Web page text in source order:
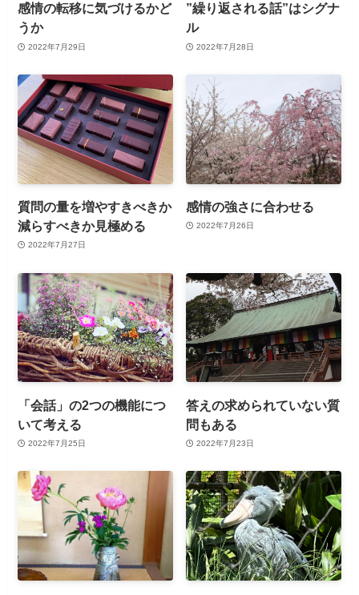
感情の転移に気づけるかど
うか
2022年7月29日
”繰り返される話”はシグナ
ル
2022年7月28日
質問の量を増やすきべきか
減らすべきか見極める
2022年7月27日
感情の強さに合わせる
2022年7月26日
「会話」の2つの機能につ
いて考える
2022年7月25日
答えの求められていない質
問もある
2022年7月23日